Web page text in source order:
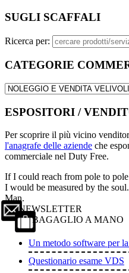
SUGLI SCAFFALI
Ricerca per:
CATEGORIE
ESPOSITORI /
Per scoprire il più vicino
l'anagrafe delle aziende che
commerciale nel Duty Free.
If I could reach from pole to
I would be measured by the
Man.
NEWSLETTER
BAGAGLIO A MANO
Un metodo software per
Questionario esame VDS